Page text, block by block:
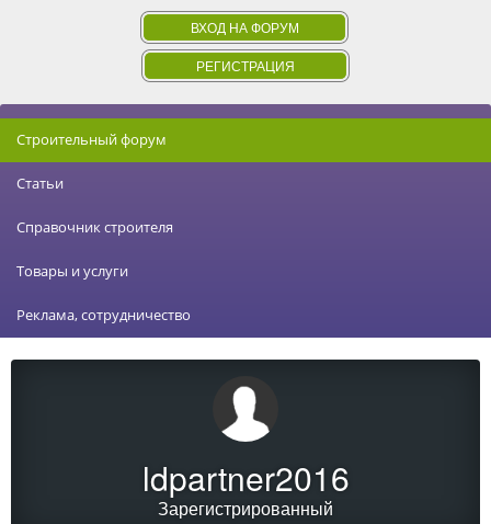
ВХОД НА ФОРУМ
РЕГИСТРАЦИЯ
Строительный форум
Статьи
Справочник строителя
Товары и услуги
Реклама, сотрудничество
ldpartner2016
Зарегистрированный